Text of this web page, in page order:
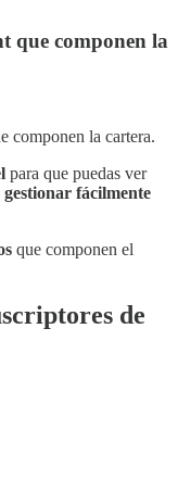
que componen la
componen la cartera.
para que puedas ver
gestionar fácilmente
que componen el
de